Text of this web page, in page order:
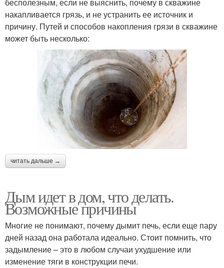
накапливается грязь, и не устранить ее источник и
причину. Путей и способов накопления грязи в скважине
может быть несколько:
читать дальше →
Дым идет в дом, что делать.
Возможные причины
Многие не понимают, почему дымит печь, если еще пару
дней назад она работала идеально. Стоит помнить, что
задымление – это в любом случаи ухудшение или
изменение тяги в конструкции печи.